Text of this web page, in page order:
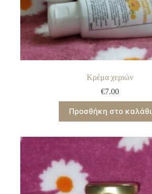
Κρέμα χεριών
€7.00
Προσθήκη στο καλάθι